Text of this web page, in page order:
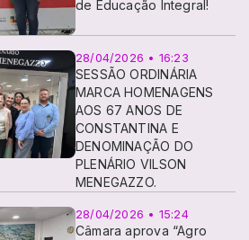
de Educação Integral!
28/04/2026 • 16:23
SESSÃO ORDINÁRIA
MARCA HOMENAGENS
AOS 67 ANOS DE
CONSTANTINA E
DENOMINAÇÃO DO
PLENÁRIO VILSON
MENEGAZZO.
28/04/2026 • 15:24
Câmara aprova “Agro